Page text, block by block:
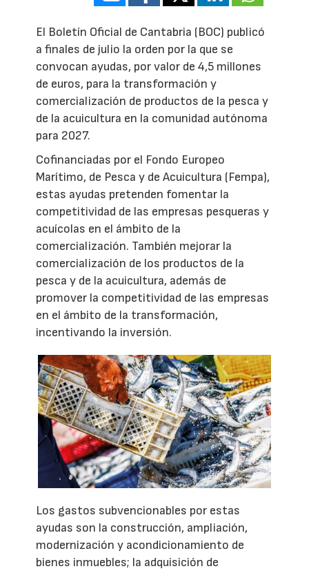
El Boletín Oficial de Cantabria (BOC) publicó
a finales de julio la orden por la que se
convocan ayudas, por valor de 4,5 millones
de euros, para la transformación y
comercialización de productos de la pesca y
de la acuicultura en la comunidad autónoma
para 2027.
Cofinanciadas por el Fondo Europeo
Marítimo, de Pesca y de Acuicultura (Fempa),
estas ayudas pretenden fomentar la
competitividad de las empresas pesqueras y
acuícolas en el ámbito de la
comercialización. También mejorar la
comercialización de los productos de la
pesca y de la acuicultura, además de
promover la competitividad de las empresas
en el ámbito de la transformación,
incentivando la inversión.
Los gastos subvencionables por estas
ayudas son la construcción, ampliación,
modernización y acondicionamiento de
bienes inmuebles; la adquisición de